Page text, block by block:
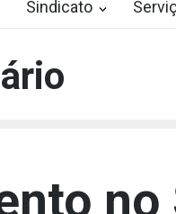
Sindicato
no